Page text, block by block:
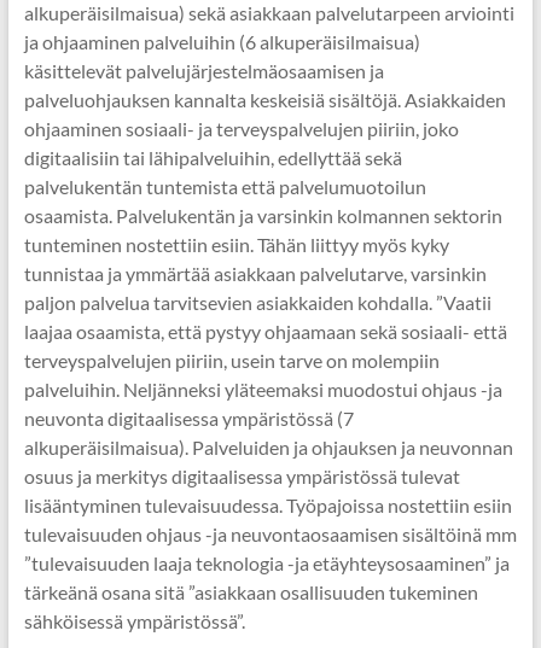
alkuperäisilmaisua) sekä asiakkaan palvelutarpeen arviointi
ja ohjaaminen palveluihin (6 alkuperäisilmaisua)
käsittelevät palvelujärjestelmäosaamisen ja
palveluohjauksen kannalta keskeisiä sisältöjä. Asiakkaiden
ohjaaminen sosiaali- ja terveyspalvelujen piiriin, joko
digitaalisiin tai lähipalveluihin, edellyttää sekä
palvelukentän tuntemista että palvelumuotoilun
osaamista. Palvelukentän ja varsinkin kolmannen sektorin
tunteminen nostettiin esiin. Tähän liittyy myös kyky
tunnistaa ja ymmärtää asiakkaan palvelutarve, varsinkin
paljon palvelua tarvitsevien asiakkaiden kohdalla. ”Vaatii
laajaa osaamista, että pystyy ohjaamaan sekä sosiaali- että
terveyspalvelujen piiriin, usein tarve on molempiin
palveluihin. Neljänneksi yläteemaksi muodostui ohjaus -ja
neuvonta digitaalisessa ympäristössä (7
alkuperäisilmaisua). Palveluiden ja ohjauksen ja neuvonnan
osuus ja merkitys digitaalisessa ympäristössä tulevat
lisääntyminen tulevaisuudessa. Työpajoissa nostettiin esiin
tulevaisuuden ohjaus -ja neuvontaosaamisen sisältöinä mm
”tulevaisuuden laaja teknologia -ja etäyhteysosaaminen” ja
tärkeänä osana sitä ”asiakkaan osallisuuden tukeminen
sähköisessä ympäristössä”.